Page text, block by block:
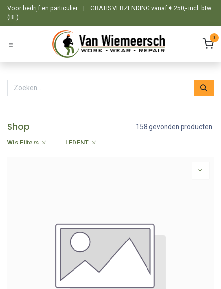
Overslaan naar inhoud
Voor bedrijf en particulier |
GRATIS VERZENDING vanaf € 250,- incl. btw
(BE)
0
Shop 158 gevonden producten.
Wis Filters LEDENT